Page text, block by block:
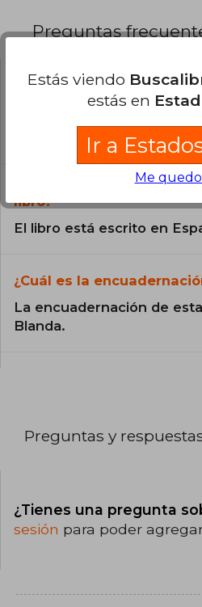
Preguntas
¿El libro es original?
catálogo son Originales.
¿En qué Idioma está
libro?
El libro está escrito en
¿Cuál es la
La encuadernación de
Blanda.
Preguntas y
¿Tienes una pregunta
sesión para poder
Estás viendo
estás en
Ir a
Me